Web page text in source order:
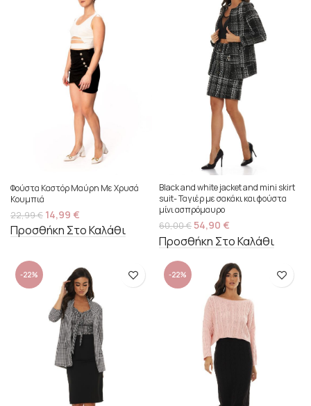
Φούστα Καστόρ Μαύρη Με Χρυσά
Κουμπιά
22,99€ 14,99 €
Προσθήκη Στο Καλάθι
Black and white jacket and mini skirt
suit- Ταγιέρ με σακάκι και φούστα
μίνι ασπρόμαυρο
60,00€54,90 €
Προσθήκη Στο Καλάθι
-22% -22%